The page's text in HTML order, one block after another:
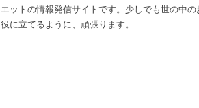
エットの情報発信サイトです。少しでも世の中の
役に立てるように、頑張ります。